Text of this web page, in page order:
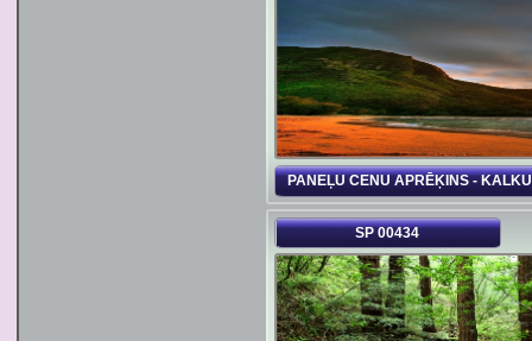
PANEĻU CENU APRĒĶINS -
SP 00434